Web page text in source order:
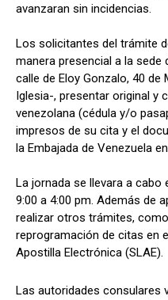
avanzaran sin incidencias.
Los solicitantes del trámite
manera presencial a la sede
calle de Eloy Gonzalo, 40 de
Iglesia-, presentar original y
venezolana (cédula y/o
impresos de su cita y el
la Embajada de Venezuela
La jornada se llevara a
9:00 a 4:00 pm. Además de
realizar otros trámites,
reprogramación de citas en
Apostilla Electrónica (SLAE).
Las autoridades consulares